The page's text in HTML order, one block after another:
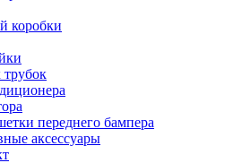
коробки
переднего бампера
аксессуары